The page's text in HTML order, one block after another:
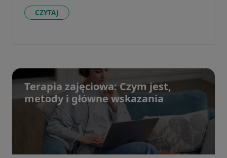
CZYTAJ
Terapia zajęciowa: Czym jest,
metody i główne wskazania